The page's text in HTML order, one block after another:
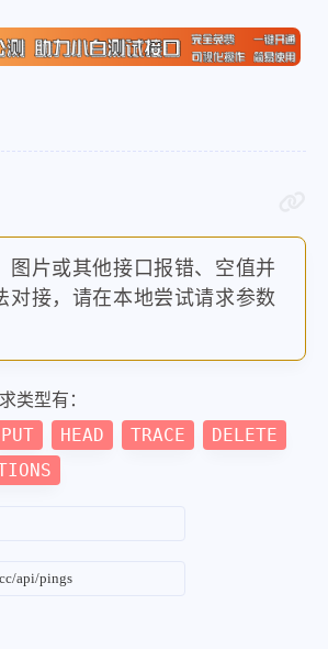
图片或其他接口报错、空值并
对接，请在本地尝试请求参数
类型有：
PUT HEAD TRACE
DELETE